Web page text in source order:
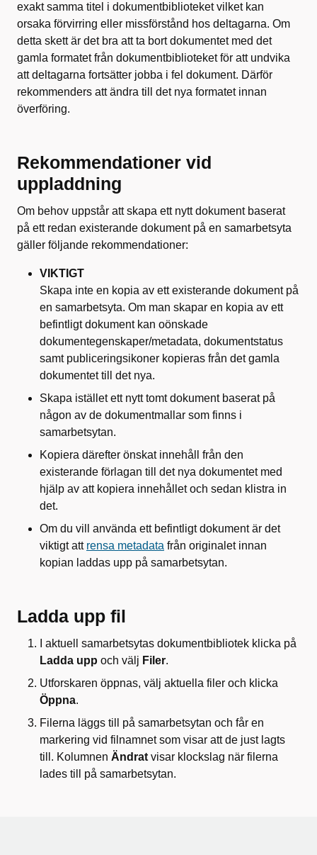
exakt samma titel i dokumentbiblioteket vilket kan
orsaka förvirring eller missförstånd hos deltagarna. Om
detta skett är det bra att ta bort dokumentet med det
gamla formatet från dokumentbiblioteket för att undvika
att deltagarna fortsätter jobba i fel dokument. Därför
rekommenders att ändra till det nya formatet innan
överföring.
Rekommendationer vid
uppladdning
Om behov uppstår att skapa ett nytt dokument baserat
på ett redan existerande dokument på en samarbetsyta
gäller följande rekommendationer:
VIKTIGT
Skapa inte en kopia av ett existerande dokument på
en samarbetsyta. Om man skapar en kopia av ett
befintligt dokument kan oönskade
dokumentegenskaper/metadata, dokumentstatus
samt publiceringsikoner kopieras från det gamla
dokumentet till det nya.
Skapa istället ett nytt tomt dokument baserat på
någon av de dokumentmallar som finns i
samarbetsytan.
Kopiera därefter önskat innehåll från den
existerande förlagan till det nya dokumentet med
hjälp av att kopiera innehållet och sedan klistra in
det.
Om du vill använda ett befintligt dokument är det
viktigt att rensa metadata från originalet innan
kopian laddas upp på samarbetsytan.
Ladda upp fil
I aktuell samarbetsytas dokumentbibliotek klicka på
Ladda upp och välj Filer.
Utforskaren öppnas, välj aktuella filer och klicka
Öppna.
Filerna läggs till på samarbetsytan och får en
markering vid filnamnet som visar att de just lagts
till. Kolumnen Ändrat visar klockslag när filerna
lades till på samarbetsytan.